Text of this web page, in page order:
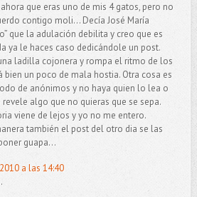
que eras uno de mis 4 gatos, pero no
contigo moli... Decía José María
que la adulación debilita y creo que es
ya le haces caso dedicándole un post.
ladilla cojonera y rompa el ritmo de los
bien un poco de mala hostia. Otra cosa es
de anónimos y no haya quien lo lea o
algo que no quieras que se sepa.
viene de lejos y yo no me entero.
también el post del otro dia se las
guapa…
a las 14:40